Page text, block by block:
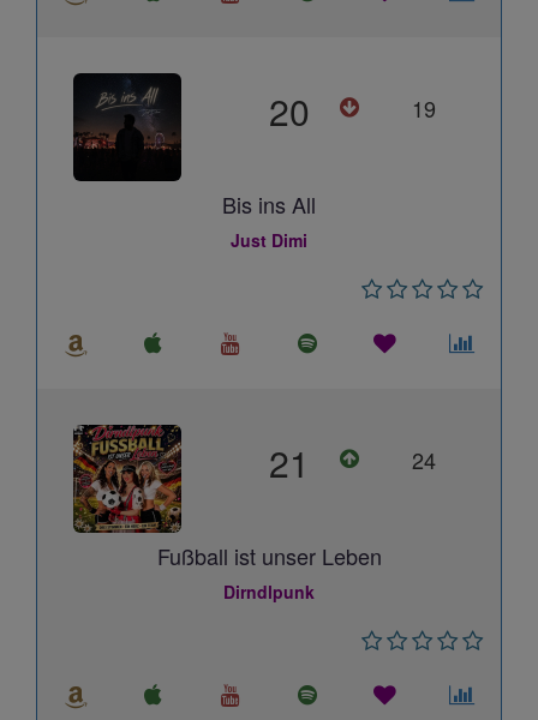
20 19
Bis ins All
Just Dimi
21 24
Fußball ist unser Leben
Dirndlpunk